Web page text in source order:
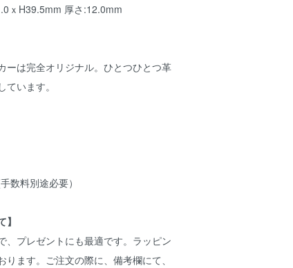
ｘH39.5mm 厚さ:12.0mm
ーは完全オリジナル。ひとつひとつ革
います。
数料別途必要）
、プレゼントにも最適です。ラッピン
ます。ご注文の際に、備考欄にて、